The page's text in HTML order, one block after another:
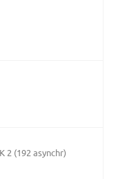
2 (192 asynchr)